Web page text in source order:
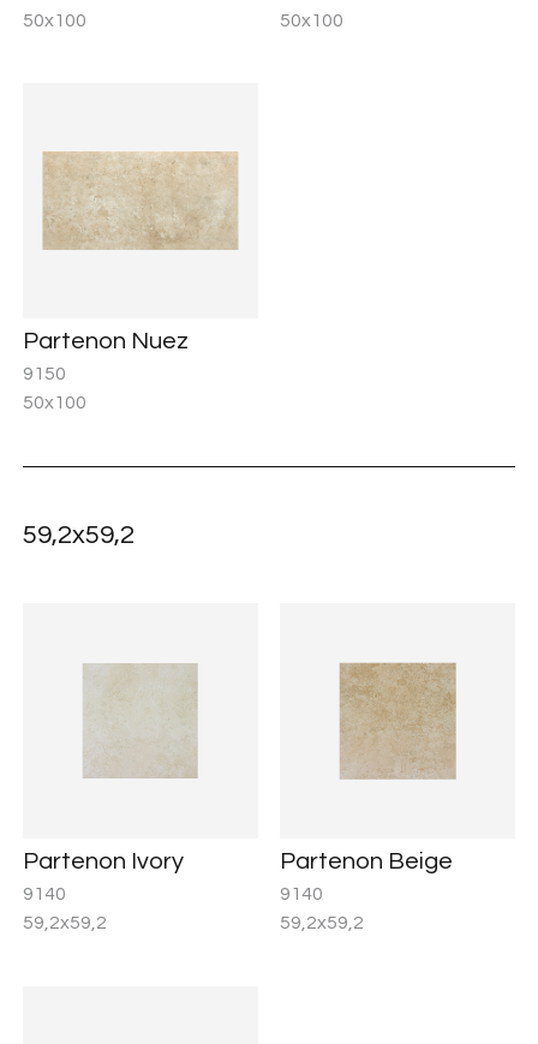
50x100
50x100
Partenon Nuez
9150
50x100
59,2x59,2
Partenon Ivory
9140
59,2x59,2
Partenon Beige
9140
59,2x59,2